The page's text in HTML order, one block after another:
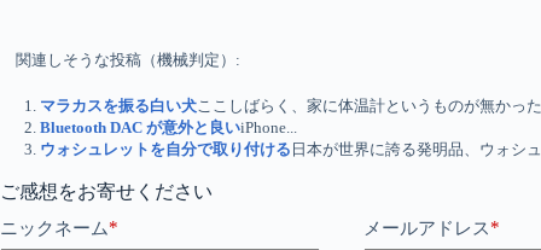
関連しそうな投稿（機械判定）:
マラカスを振る白い犬ここしばらく、家に体温計というものが無かった
Bluetooth DAC が意外と良いiPhone...
ウォシュレットを自分で取り付ける 日本が世界に誇る発明品、ウォシュ
ご感想をお寄せください
ニックネーム* メールアドレス*